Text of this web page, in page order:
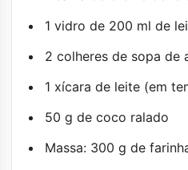
1 vidro de 200 ml de
2 colheres de sopa de
1 xícara de leite (em
50 g de coco ralado
Massa: 300 g de